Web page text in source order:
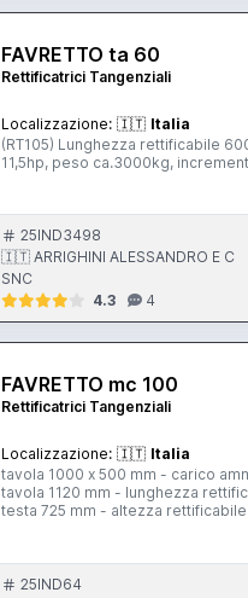
FAVRETTO ta 60
Rettificatrici Tangenziali
Localizzazione: 🇮🇹 Italia
(RT105) Lunghezza rettificabile
11,5hp, peso ca.3000kg,
25IND3498
🇮🇹 ARRIGHINI ALESSANDRO E C
SNC
4.3
4
FAVRETTO mc 100
Rettificatrici Tangenziali
Localizzazione: 🇮🇹 Italia
tavola 1000 x 500 mm - carico
tavola 1120 mm - lunghezza
testa 725 mm - altezza
25IND64